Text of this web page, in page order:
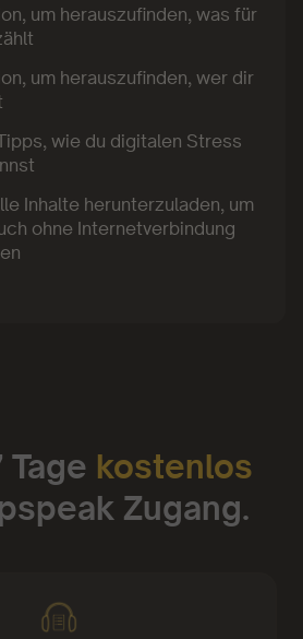
der Liebe zu machen.
Detox als eine der wichtigsten
digitalen Zeitalter, die uns als
näher zusammenbringt.
Seele braucht weniger Internet,
das Internet mehr Seele.
um herauszufinden, was für
um herauszufinden, wer dir
wie du digitalen Stress
Inhalte herunterzuladen, um
ohne Internetverbindung
Tage kostenlos
Zugang.